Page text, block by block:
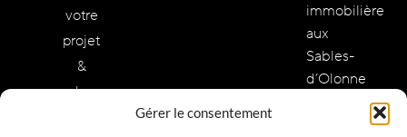
Gérer le consentement
votre
projet
&
redonner
immobilière
aux
Sables-
d’Olonne